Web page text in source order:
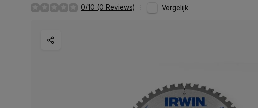
0/10 (0 Reviews) Vergelijk